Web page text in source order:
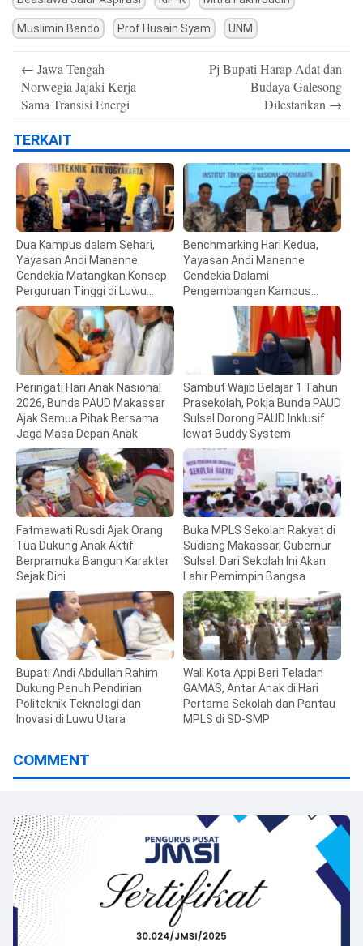
Muslimin Bando Prof Husain Syam UNM
navigation
← Jawa Tengah-
Norwegia Jajaki Kerja
Sama Transisi Energi
Pj Bupati Harap Adat dan
Budaya Galesong
Dilestarikan →
TERKAIT
Dua Kampus dalam Sehari,
Yayasan Andi Manenne
Cendekia Matangkan Konsep
Perguruan Tinggi di Luwu
Utara
Benchmarking Hari Kedua,
Yayasan Andi Manenne
Cendekia Dalami
Pengembangan Kampus
Vokasi di ITNY Yogyakarta
Peringati Hari Anak Nasional
2026, Bunda PAUD Makassar
Ajak Semua Pihak Bersama
Jaga Masa Depan Anak
Sambut Wajib Belajar 1 Tahun
Prasekolah, Pokja Bunda PAUD
Sulsel Dorong PAUD Inklusif
lewat Buddy System
Fatmawati Rusdi Ajak Orang
Tua Dukung Anak Aktif
Berpramuka Bangun Karakter
Sejak Dini
Buka MPLS Sekolah Rakyat di
Sudiang Makassar, Gubernur
Sulsel: Dari Sekolah Ini Akan
Lahir Pemimpin Bangsa
Bupati Andi Abdullah Rahim
Dukung Penuh Pendirian
Politeknik Teknologi dan
Inovasi di Luwu Utara
Wali Kota Appi Beri Teladan
GAMAS, Antar Anak di Hari
Pertama Sekolah dan Pantau
MPLS di SD-SMP
COMMENT